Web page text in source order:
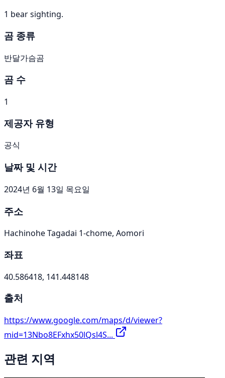
1 bear sighting.
곰 종류
반달가슴곰
곰 수
1
제공자 유형
공식
날짜 및 시간
2024년 6월 13일 목요일
주소
Hachinohe Tagadai 1-chome, Aomori
좌표
40.586418, 141.448148
출처
https://www.google.com/maps/d/viewer?
mid=13Nbo8EFxhx50lQsl4S...
관련 지역